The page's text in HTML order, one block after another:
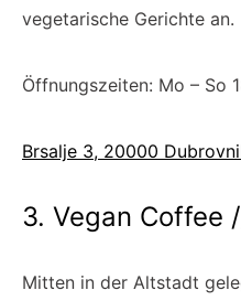
vegetarische Gerichte an.
Öffnungszeiten: Mo – So
Brsalje 3, 20000
3. Vegan Coffee
Mitten in der Altstadt